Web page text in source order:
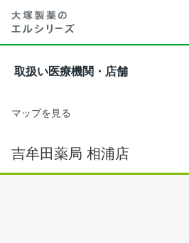
取扱い医療機関・店舗
マップを見る
吉牟田薬局 相浦店